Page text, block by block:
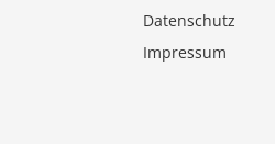
Datenschutz
Impressum